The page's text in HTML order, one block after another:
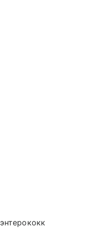
энтерококк